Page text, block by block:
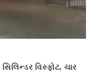
વિસ્ફોટ, ચાર